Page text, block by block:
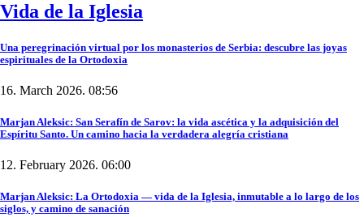
Vida de la Iglesia
Una peregrinación virtual por los monasterios de Serbia: descubre las joyas
espirituales de la Ortodoxia
16. March 2026. 08:56
Marjan Aleksic: San Serafín de Sarov: la vida ascética y la adquisición del
Espíritu Santo. Un camino hacia la verdadera alegría cristiana
12. February 2026. 06:00
Marjan Aleksic: La Ortodoxia — vida de la Iglesia, inmutable a lo largo de los
siglos, y camino de sanación